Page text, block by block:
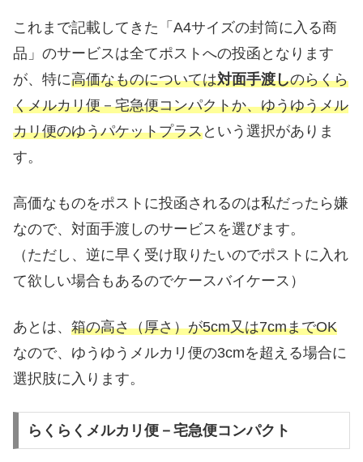
これまで記載してきた「A4サイズの封筒に入る商
品」のサービスは全てポストへの投函となります
が、特に高価なものについては対面手渡しのらくら
くメルカリ便－宅急便コンパクトか、ゆうゆうメル
カリ便のゆうパケットプラスという選択がありま
す。
高価なものをポストに投函されるのは私だったら嫌
なので、対面手渡しのサービスを選びます。
（ただし、逆に早く受け取りたいのでポストに入れ
て欲しい場合もあるのでケースバイケース）
あとは、 箱の高さ（厚さ）が5cm又は7cmまでOK
なので、ゆうゆうメルカリ便の3cmを超える場合に
選択肢に入ります。
らくらくメルカリ便－宅急便コンパクト